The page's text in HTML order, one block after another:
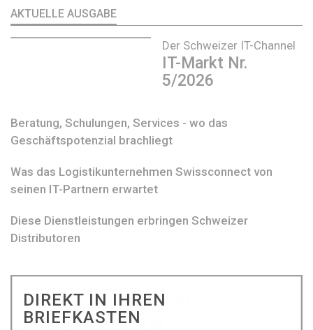
AKTUELLE AUSGABE
Der Schweizer IT-Channel
IT-Markt Nr.
5/2026
Beratung, Schulungen, Services - wo das
Geschäftspotenzial brachliegt
Was das Logistikunternehmen Swissconnect von
seinen IT-Partnern erwartet
Diese Dienstleistungen erbringen Schweizer
Distributoren
DIREKT IN IHREN
BRIEFKASTEN